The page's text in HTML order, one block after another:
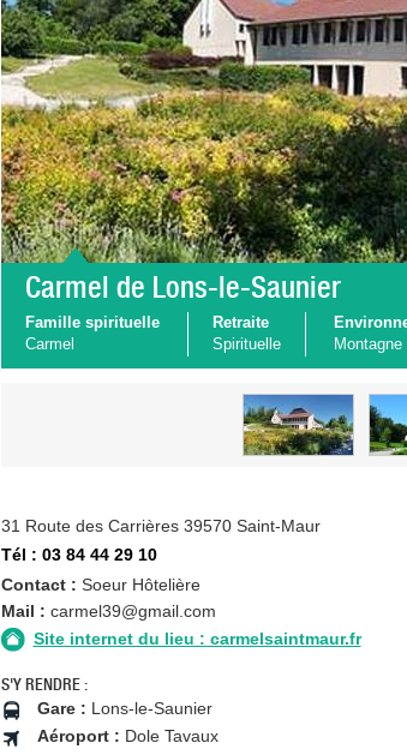
Carmel de Lons-le-Saunier
Famille spirituelle
Carmel
Retraite
Spirituelle
Montagne
31 Route des Carrières 39570 Saint-Maur
Tél : 03 84 44 29 10
Contact : Soeur Hôtelière
Mail : carmel39@gmail.com
Site internet du lieu : carmelsaintmaur.fr
S'Y RENDRE :
Gare : Lons-le-Saunier
Aéroport : Dole Tavaux